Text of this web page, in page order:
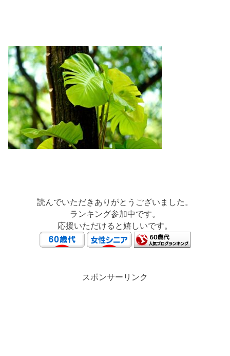
読んでいただきありがとうございました。
ランキング参加中です。
応援いただけると嬉しいです。
スポンサーリンク